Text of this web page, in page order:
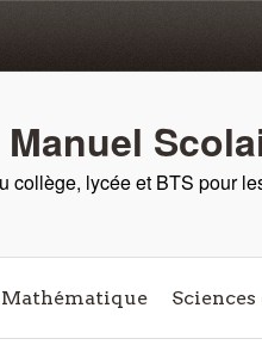
collège, lycée et BTS pour
Mathématique